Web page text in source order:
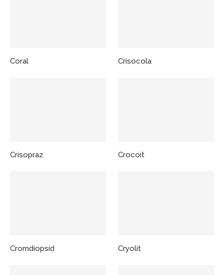
Coral Crisocola
Crisopraz Crocoit
Cromdiopsid Cryolit